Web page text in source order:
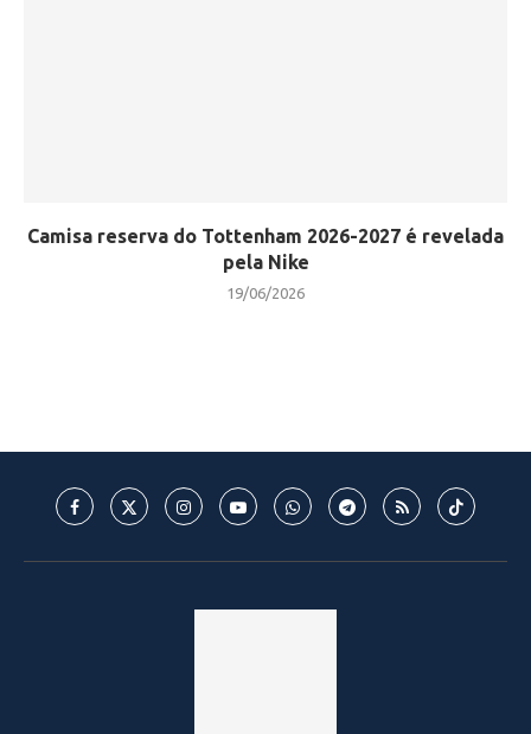
Camisa reserva do Tottenham 2026-2027 é revelada
pela Nike
19/06/2026